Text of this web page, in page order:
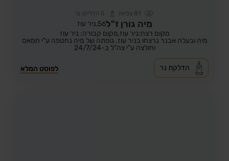
81 צפיות 5 הדליקו נר
מיה גורן ז"ל56, ניר עוז
מקום רצח:ניר עוז,מקום קבורה: ניר עוז
מיה ובעלה אבנר נרצחו בניר עוז. גופתה של מיה נחטפה ע"י חמאס
וחולצה ע"י צה"ל ב-24/7/24
לפוסט המלא הדלקת נר